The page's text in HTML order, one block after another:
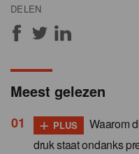
DELEN
Meest gelezen
+ PLUS
Waarom
druk staat ondanks